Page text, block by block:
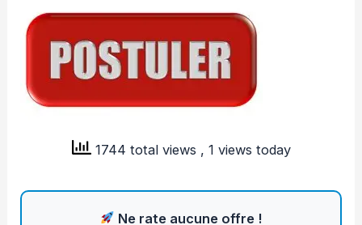
1744 total views , 1 views today
Ne rate aucune offre !